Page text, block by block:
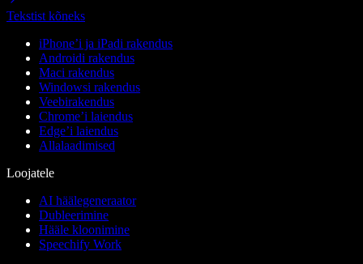
Tekstist kõneks
iPhone’i ja iPadi rakendus
Androidi rakendus
Maci rakendus
Windowsi rakendus
Veebirakendus
Chrome’i laiendus
Edge’i laiendus
Allalaadimised
Loojatele
AI häälegeneraator
Dubleerimine
Hääle kloonimine
Speechify Work